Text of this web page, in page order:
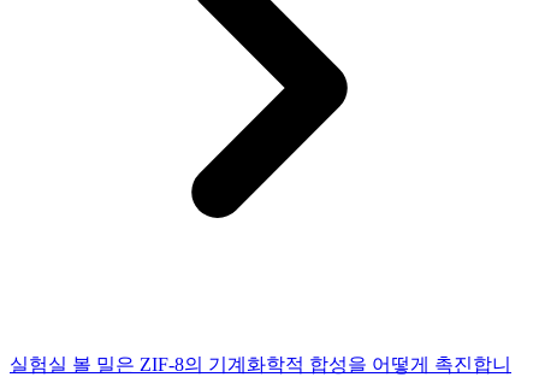
실험실 볼 밀은 ZIF-8의 기계화학적 합성을 어떻게 촉진합니